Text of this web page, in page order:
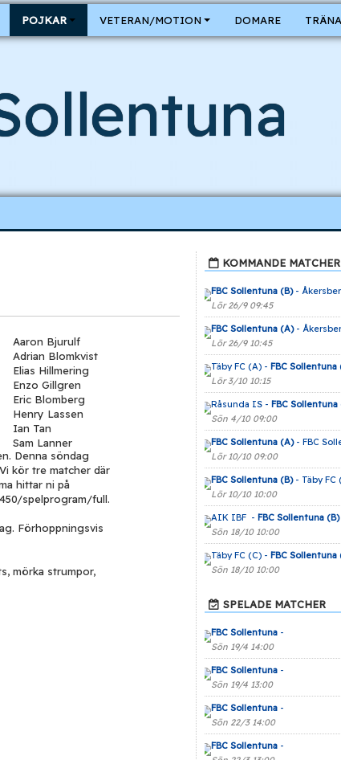
POJKAR VETERAN/MOTION DOMARE
Denna söndag
kör tre matcher där
hittar ni på
spelprogram/full.
Förhoppningsvis
mörka strumpor,
Aaron Bjurulf
Adrian Blomkvist
Elias Hillmering
Enzo Gillgren
Eric Blomberg
Henry Lassen
Ian Tan
Sam Lanner
KOMMANDE MATCHER
FBC Sollentuna (B)-
Lör 26/9 09:45
FBC Sollentuna (A)-
Lör 26/9 10:45
Täby FC (A) - FBC Sollentuna
Lör 3/10 10:15
Råsunda IS - FBC Sollentuna
Sön 4/10 09:00
FBC Sollentuna (A)- FBC
Lör 10/10 09:00
FBC Sollentuna (B)- Täby FC
Lör 10/10 10:00
AIK IBF - FBC Sollentuna (B)
Sön 18/10 10:00
Täby FC (C) - FBC Sollentuna
Sön 18/10 10:00
SPELADE MATCHER
FBC Sollentuna-
Sön 19/4 14:00
FBC Sollentuna-
Sön 19/4 13:00
FBC Sollentuna-
Sön 22/3 14:00
FBC Sollentuna-